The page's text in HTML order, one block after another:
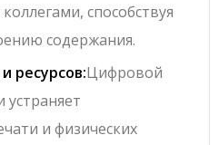
способствуя
содержания.
ресурсов:Цифровой
и физических